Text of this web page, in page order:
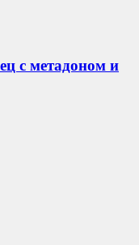
с метадоном и